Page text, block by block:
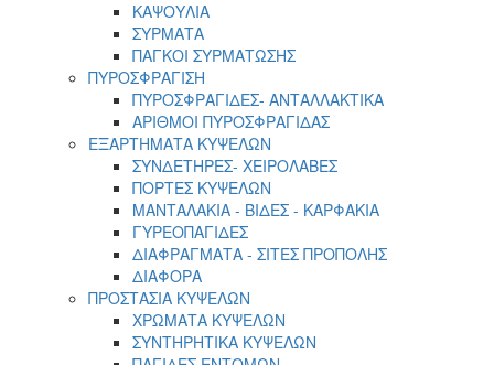
ΚΑΨΟΥΛΙΑ
ΣΥΡΜΑΤΑ
ΠΑΓΚΟΙ ΣΥΡΜΑΤΩΣΗΣ
ΠΥΡΟΣΦΡΑΓΙΣΗ
ΠΥΡΟΣΦΡΑΓΙΔΕΣ- ΑΝΤΑΛΛΑΚΤΙΚΑ
ΑΡΙΘΜΟΙ ΠΥΡΟΣΦΡΑΓΙΔΑΣ
ΕΞΑΡΤΗΜΑΤΑ ΚΥΨΕΛΩΝ
ΣΥΝΔΕΤΗΡΕΣ- ΧΕΙΡΟΛΑΒΕΣ
ΠΟΡΤΕΣ ΚΥΨΕΛΩΝ
ΜΑΝΤΑΛΑΚΙΑ - ΒΙΔΕΣ - ΚΑΡΦΑΚΙΑ
ΓΥΡΕΟΠΑΓΙΔΕΣ
ΔΙΑΦΡΑΓΜΑΤΑ - ΣΙΤΕΣ ΠΡΟΠΟΛΗΣ
ΔΙΑΦΟΡΑ
ΠΡΟΣΤΑΣΙΑ ΚΥΨΕΛΩΝ
ΧΡΩΜΑΤΑ ΚΥΨΕΛΩΝ
ΣΥΝΤΗΡΗΤΙΚΑ ΚΥΨΕΛΩΝ